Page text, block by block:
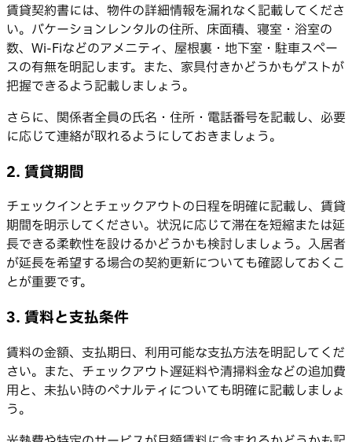
賃貸契約書には、物件の詳細情報を漏れなく記載してくださ
い。バケーションレンタルの住所、床面積、寝室・浴室の
数、Wi-Fiなどのアメニティ、屋根裏・地下室・駐車スペー
スの有無を明記します。また、家具付きかどうかもゲストが
把握できるよう記載しましょう。
さらに、関係者全員の氏名・住所・電話番号を記載し、必要
に応じて連絡が取れるようにしておきましょう。
2. 賃貸期間
チェックインとチェックアウトの日程を明確に記載し、賃貸
期間を明示してください。状況に応じて滞在を短縮または延
長できる柔軟性を設けるかどうかも検討しましょう。入居者
が延長を希望する場合の契約更新についても確認しておくこ
とが重要です。
3. 賃料と支払条件
賃料の金額、支払期日、利用可能な支払方法を明記してくだ
さい。また、チェックアウト遅延料や清掃料金などの追加費
用と、未払い時のペナルティについても明確に記載しましょ
う。